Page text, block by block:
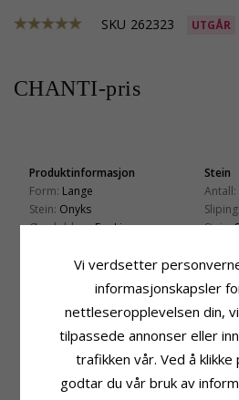
SKU 262323 UTGÅR
CHANTI-pris
Produktinformasjon
Form: Lange
Stein: Onyks
Øredobber:Ear Lines
Overflate:Sandblåst
Stein
Antall:
Sliping:
Stein:
Leveringstid
Leveringstid:Ca. 5-10 Hverdager
KUNDER
Vi verdsetter
informasjonskapsler
nettleseropplevelsen din,
tilpassede annonser eller
trafikken vår. Ved å klikke
godtar du vår bruk av